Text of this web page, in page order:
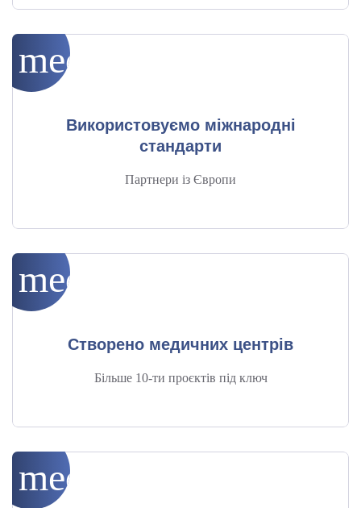
medical_services
Використовуємо міжнародні
стандарти
Партнери із Європи
medical_services
Створено медичних центрів
Більше 10-ти проєктів під ключ
medical_services